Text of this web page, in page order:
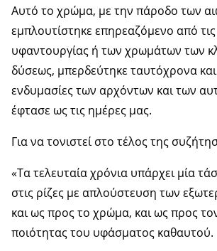
Αυτό το χρώμα, με την πάροδο των
εμπλουτίστηκε επηρεαζόμενο από τις
υφαντουργίας ή των χρωμάτων των
δύσεως, μπερδεύτηκε ταυτόχρονα και
ενδυμασίες των αρχόντων και των
έφτασε ως τις ημέρες μας.
Για να τονιστεί στο τέλος της
«Τα τελευταία χρόνια υπάρχει μία
στις ρίζες με απλούστευση των
και ως προς το χρώμα, και ως προς
ποιότητας του υφάσματος καθαυτού.